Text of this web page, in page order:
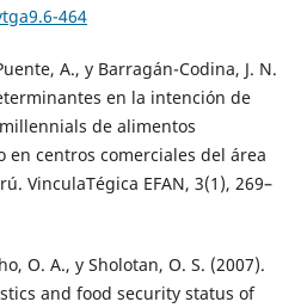
464
A., y Barragán-Codina, J. N.
en la intención de
de alimentos
en centros comerciales del área
VinculaTégica EFAN, 3(1), 269–
O. A., y Sholotan, O. S. (2007).
and food security status of